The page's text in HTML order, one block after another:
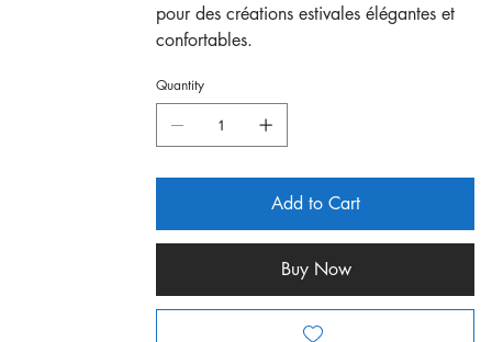
pour des créations estivales élégantes et
confortables.
Quantity
Add to Cart
Buy Now